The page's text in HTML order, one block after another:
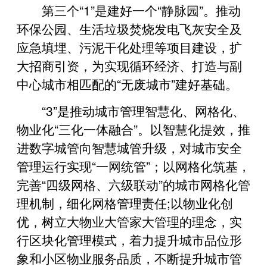
第三个“1”是建好一个“静脉园”。推动
环保公园、生活垃圾焚烧发电飞灰安全及
应急填埋、污泥干化处理等项目建设，扩
大招商引资，为实现循环经济、打造与副
中心城市相匹配的“无废城市”建好基础。
“3”是推动城市管理智慧化、网格化、
物业化“三化一体融合”。以智慧化提效，推
进数字城管向智慧城管升级，对城市安全
管理运行实现“一网统管”；以网格化筑基，
完善“四级网格、六级联动”的城市网格化管
理机制，细化网格管理责任;以物业化创
优，树立大物业大管家大管理的理念，实
行区块化管理模式，着力提升城市品位形
象和小区物业服务品质，不断提升城市管